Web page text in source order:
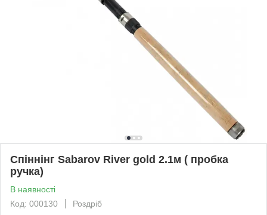
Спіннінг Sabarov River gold 2.1м ( пробка
ручка)
В наявності
Код: 000130
Роздріб